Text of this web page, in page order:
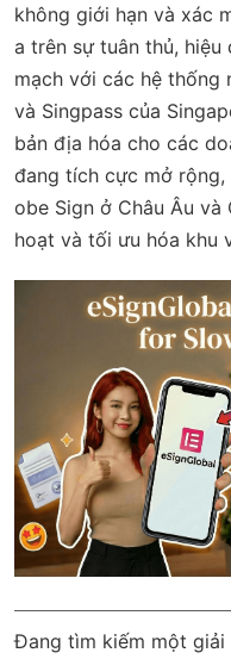
không giới hạn và xác
a trên sự tuân thủ,
mạch với các hệ thống
và Singpass của
bản địa hóa cho các
đang tích cực mở rộng,
obe Sign ở Châu Âu
hoạt và tối ưu hóa khu
Đang tìm kiếm một giải